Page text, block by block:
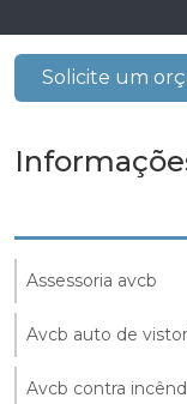
Solicite um
Assessoria avcb
Avcb auto de
Avcb contra